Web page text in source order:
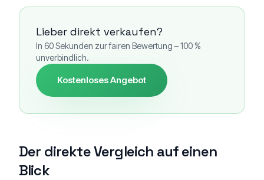
Lieber direkt verkaufen?
In 60 Sekunden zur fairen Bewertung – 100 %
unverbindlich.
Kostenloses Angebot
Der direkte Vergleich auf einen
Blick